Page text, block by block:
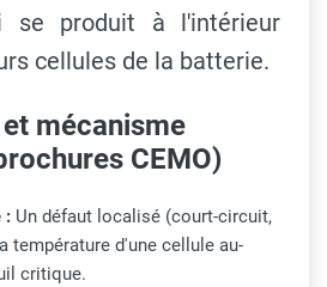
se produit à l'intérieur
cellules de la batterie.
mécanisme
CEMO)
: Un défaut localisé (court-circuit,
température d'une cellule au-
critique.